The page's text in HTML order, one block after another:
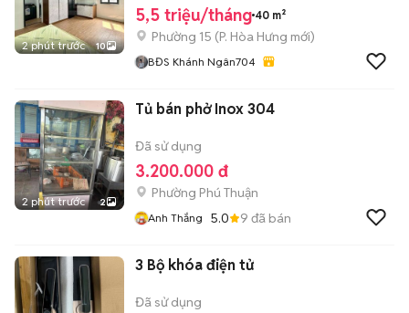
2 phút trước 10
5,5 triệu/tháng 40 m²
Phường 15 (P. Hòa Hưng mới)
BĐS Khánh Ngân704
2 phút trước 2
Tủ bán phở Inox 304
Đã sử dụng
3.200.000 đ
Phường Phú Thuận
Anh Thắng 5.0 9 đã bán
3 Bộ khóa điện tử
Đã sử dụng